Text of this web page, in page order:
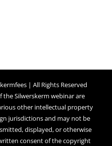
| All Rights Reserved
Silwerskerm webinar are
other intellectual property
jurisdictions and may not be
displayed, or otherwise
consent of the copyright